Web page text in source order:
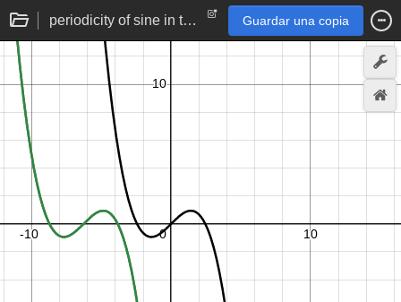
periodicity of sine in terms of Taylor series Guardar una copia